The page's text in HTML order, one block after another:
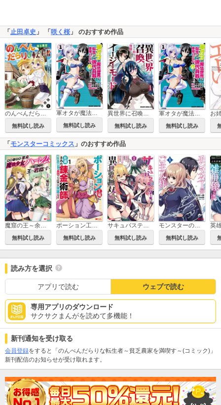
「 止田卓史 」 「 咲く桜」 のおすすめ作品
無料試し読み
軍オタが魔法世界に転生したら、現代兵器で軍隊ハーレムを作っちゃいました!?
無料試し読み 無料試し読み
軍オタが魔法世界に転生したら、現代兵器で軍隊ハーレムを作っちゃいました!?【タテスク】
無料試し読み
「 モンスターコミックス 」のおすすめ作品
魔窟の王～余命一か月の童貞、魔法少女ハーレムを築いて王へ君臨す～(コミック)
無料試し読み
ポーション工場に左遷された錬金術師、美少女に拉致され異国でいつの間にか英雄になる(コミック)
無料試し読み
サキュバステイマーの異世界無双 幻獣たちの血を引く最強のサキュバスとはじめる魔族領開拓(コミック)
無料試し読み 無料試し読み
読み方を選択
アプリで読む ウェブで読む
専用アプリのダウンロード
サクサクまんがを読めて多機能！
新刊通知を受け取る
会員登録をすると「のんべんだらりな転生者～貧乏農家を満喫す～(コミック)」
新刊配信のお知らせが受け取れます。